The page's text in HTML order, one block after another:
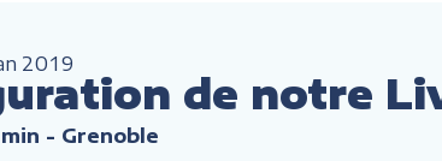
2019
de notre
- Grenoble